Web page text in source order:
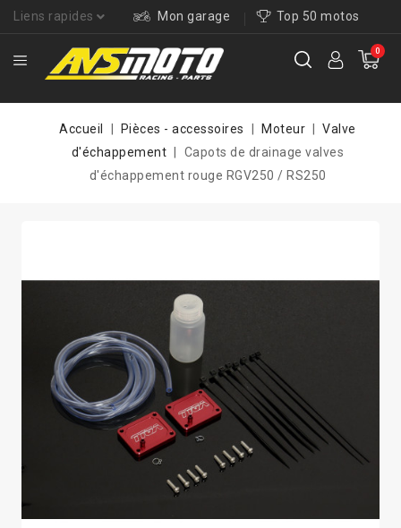
Liens rapides Mon garage Top 50 motos
0
Accueil Pièces - accessoires Moteur
Valve
d'échappement
Capots de drainage valves
d'échappement rouge RGV250 / RS250